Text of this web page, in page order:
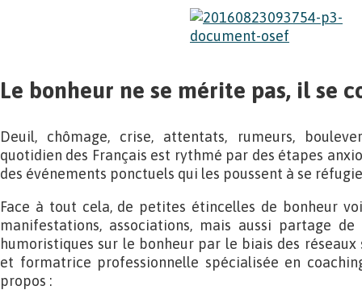
Le bonheur ne se mérite pas, il se
Deuil, chômage, crise, attentats, rumeurs,
quotidien des Français est rythmé par des étapes
des événements ponctuels qui les poussent à se
Face à tout cela, de petites étincelles de bonheur
manifestations, associations, mais aussi partage
humoristiques sur le bonheur par le biais des réseaux
et formatrice professionnelle spécialisée en
propos :